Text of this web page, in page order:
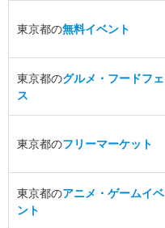
東京都の無料イベント
東京都のグルメ・フードフェ
ス
東京都のフリーマーケット
東京都のアニメ・ゲームイベ
ント